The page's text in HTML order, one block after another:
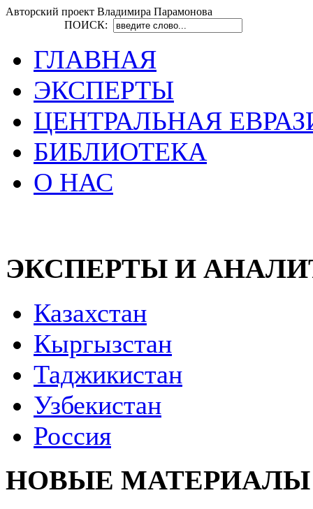
Авторский проект Владимира Парамонова
ПОИСК:
ГЛАВНАЯ
ЭКСПЕРТЫ
ЦЕНТРАЛЬНАЯ
БИБЛИОТЕКА
О НАС
ЭКСПЕРТЫ И
Казахстан
Кыргызстан
Таджикистан
Узбекистан
Россия
НОВЫЕ МАТЕРИАЛЫ